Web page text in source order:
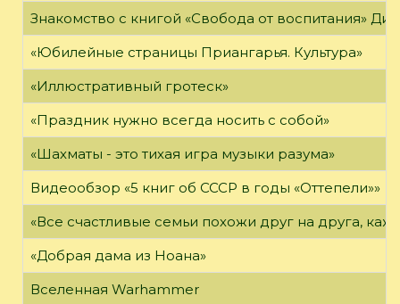
Знакомство с книгой «Свобода от воспитания»
«Юбилейные страницы Приангарья. Культура»
«Иллюстративный гротеск»
«Праздник нужно всегда носить с собой»
«Шахматы - это тихая игра музыки разума»
Видеообзор «5 книг об СССР в годы «Оттепели»»
«Все счастливые семьи похожи друг на друга,
«Добрая дама из Ноана»
Вселенная Warhammer